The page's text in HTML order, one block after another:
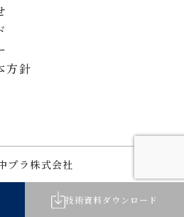
方針
プラ株式会社
技術資料ダウンロード